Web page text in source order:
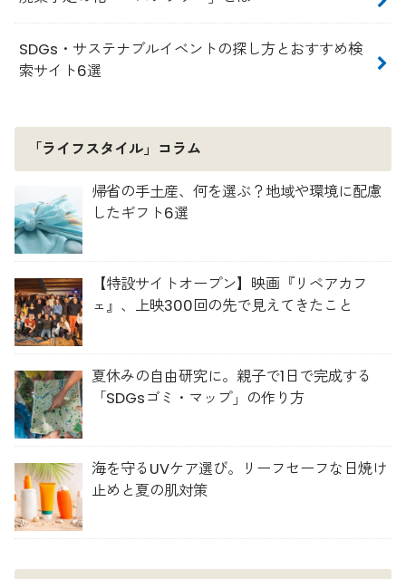
SDGs・サステナブルイベントの探し方とおすすめ検
索サイト6選
「ライフスタイル」コラム
帰省の手土産、何を選ぶ？地域や環境に配慮
したギフト6選
【特設サイトオープン】映画『リペアカフ
ェ』、上映300回の先で見えてきたこと
夏休みの自由研究に。親子で1日で完成する
「SDGsゴミ・マップ」の作り方
海を守るUVケア選び。リーフセーフな日焼け
止めと夏の肌対策